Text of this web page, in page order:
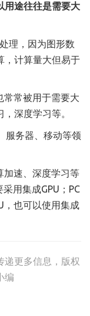
用途往往是需要大
理，因为图形数
，计算量大但易于
常常被用于需要大
深度学习等。
服务器、移动等领
加速、深度学习等
用集成GPU；PC
，也可以使用集成
递更多信息，版权
编